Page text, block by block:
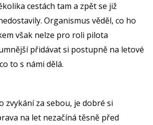
cestách tam a zpět se již
Organismus věděl, co ho
však nelze pro roli pilota
přidávat si postupně na letové
to s námi dělá.
zvykání za sebou, je dobré si
na let nezačíná těsně před